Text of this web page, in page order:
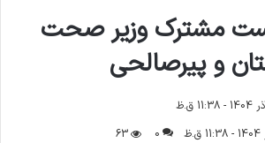
مشترک وزیر صحت
و پیرصالحی
0
63